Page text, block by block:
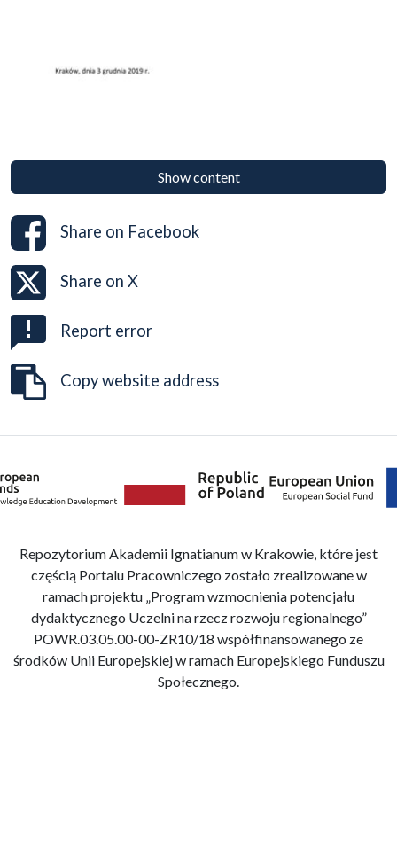
Show content
Share on Facebook
Share on X
Report error
Copy website address
Repozytorium Akademii Ignatianum w Krakowie, które jest
częścią Portalu Pracowniczego zostało zrealizowane w
ramach projektu „Program wzmocnienia potencjału
dydaktycznego Uczelni na rzecz rozwoju regionalnego”
POWR.03.05.00-00-ZR10/18 współfinansowanego ze
środków Unii Europejskiej w ramach Europejskiego Funduszu
Społecznego.